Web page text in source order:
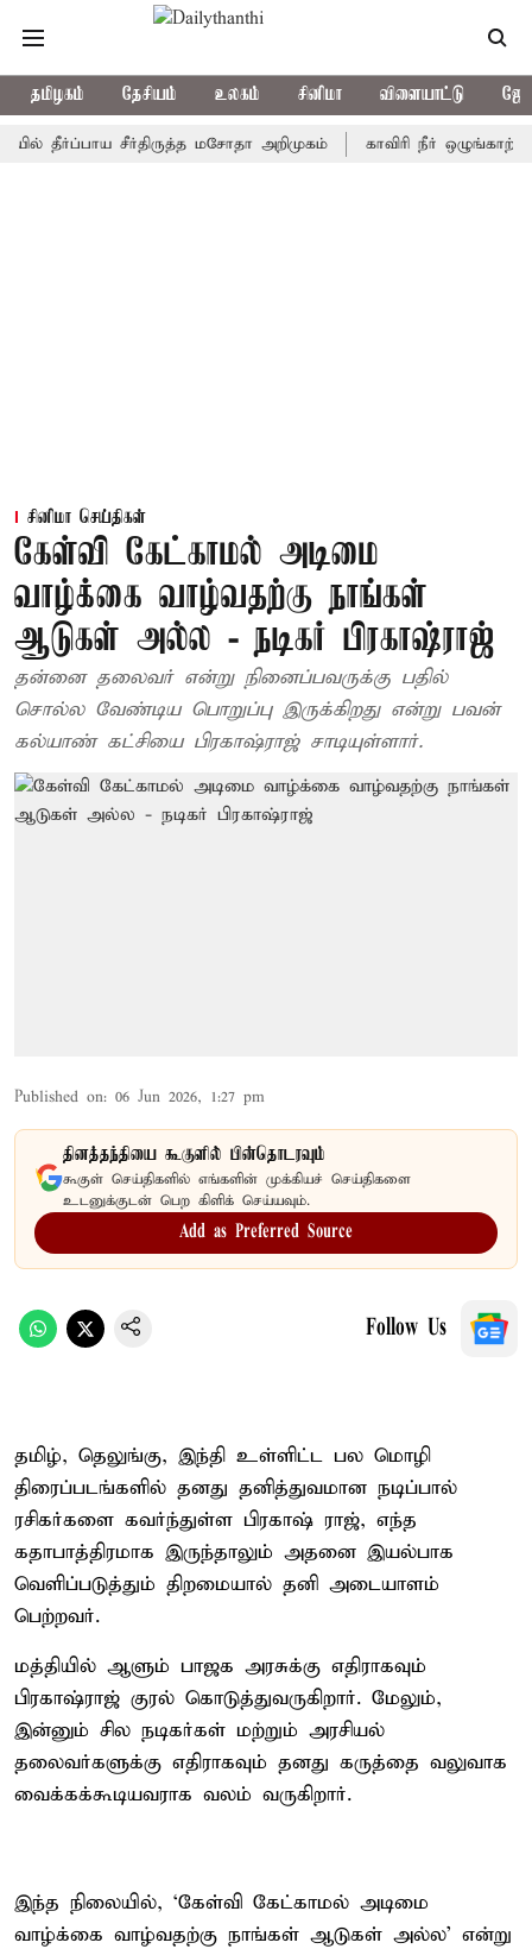
தமிழகம் தேசியம் உலகம் சினிமா விளையாட்டு
சீர்திருத்த மசோதா அறிமுகம் காவிரி நீர் ஒழுங்காற்று குழு
சினிமா செய்திகள்
கேள்வி கேட்காமல் அடிமை
வாழ்க்கை வாழ்வதற்கு நாங்கள்
ஆடுகள் அல்ல - நடிகர் பிரகாஷ்ராஜ்
தன்னை தலைவர் என்று நினைப்பவருக்கு பதில்
சொல்ல வேண்டிய பொறுப்பு இருக்கிறது என்று பவன்
கல்யாண் கட்சியை பிரகாஷ்ராஜ் சாடியுள்ளார்.
Published on: 06 Jun 2026, 1:27 pm
தினத்தந்தியை கூகுளில் பின்தொடரவும்
கூகுள் செய்திகளில் எங்களின் முக்கியச் செய்திகளை
உடனுக்குடன் பெற கிளிக் செய்யவும்.
Add as Preferred Source
Follow Us
தமிழ், தெலுங்கு, இந்தி உள்ளிட்ட பல மொழி
திரைப்படங்களில் தனது தனித்துவமான நடிப்பால்
ரசிகர்களை கவர்ந்துள்ள பிரகாஷ் ராஜ், எந்த
கதாபாத்திரமாக இருந்தாலும் அதனை இயல்பாக
வெளிப்படுத்தும் திறமையால் தனி அடையாளம்
பெற்றவர்.
மத்தியில் ஆளும் பாஜக அரசுக்கு எதிராகவும்
பிரகாஷ்ராஜ் குரல் கொடுத்துவருகிறார். மேலும்,
இன்னும் சில நடிகர்கள் மற்றும் அரசியல்
தலைவர்களுக்கு எதிராகவும் தனது கருத்தை வலுவாக
வைக்கக்கூடியவராக வலம் வருகிறார்.
இந்த நிலையில், ‘கேள்வி கேட்காமல் அடிமை
வாழ்க்கை வாழ்வதற்கு நாங்கள் ஆடுகள் அல்ல’ என்று